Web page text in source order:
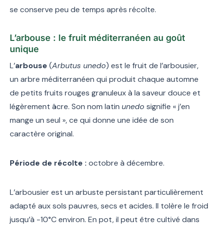
se conserve peu de temps après récolte.
L’arbouse : le fruit méditerranéen au goût
unique
L’arbouse (Arbutus unedo) est le fruit de l’arbousier,
un arbre méditerranéen qui produit chaque automne
de petits fruits rouges granuleux à la saveur douce et
légèrement âcre. Son nom latin unedo signifie « j’en
mange un seul », ce qui donne une idée de son
caractère original.
Période de récolte : octobre à décembre.
L’arbousier est un arbuste persistant particulièrement
adapté aux sols pauvres, secs et acides. Il tolère le froid
jusqu’à -10°C environ. En pot, il peut être cultivé dans